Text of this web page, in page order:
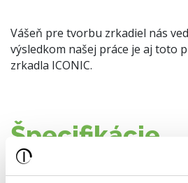
Vášeň pre tvorbu zrkadiel nás
výsledkom našej práce je aj toto
zrkadla ICONIC.
Špecifikácie